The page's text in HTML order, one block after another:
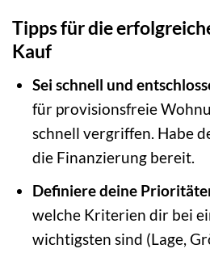
Tipps für die
Kauf
Sei schnell und
für provisionsfreie
schnell vergriffen. Habe
die Finanzierung bereit.
Definiere deine
welche Kriterien dir bei
wichtigsten sind (Lage,